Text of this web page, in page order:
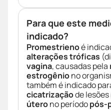
Para que este
indicado?
Promestrienoé
alterações tróficas
vagina, causadas pela
estrogêniono
também é indicado
cicatrizaçãode lesões
úterono períodopós-